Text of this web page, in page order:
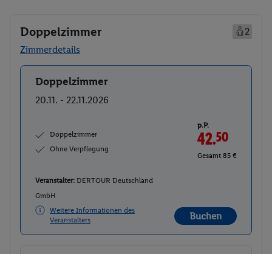
Doppelzimmer
2
Zimmerdetails
Buchen
Doppelzimmer
20.11. - 22.11.2026
Doppelzimmer
Ohne Verpflegung
p.P.
42.50
Gesamt 85 €
Veranstalter: DERTOUR Deutschland
GmbH
Weitere Informationen des
Veranstalters
Buchen